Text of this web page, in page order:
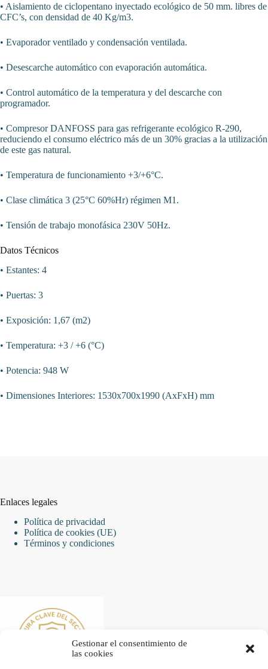
Gestionar el consentimiento de
las cookies
• Aislamiento de ciclopentano inyectado ecológico de 50 mm. libres de
CFC’s, con densidad de 40 Kg/m3.
• Evaporador ventilado y condensación ventilada.
• Desescarche automático con evaporación automática.
• Control automático de la temperatura y del descarche con
programador.
• Compresor DANFOSS para gas refrigerante ecológico R-290,
reduciendo el consumo eléctrico más de un 30% gracias a la utilización
de este gas natural.
• Temperatura de funcionamiento +3/+6°C.
• Clase climática 3 (25°C 60%Hr) régimen M1.
• Tensión de trabajo monofásica 230V 50Hz.
Datos Técnicos
• Estantes: 4
• Puertas: 3
• Exposición: 1,67 (m2)
• Temperatura: +3 / +6 (°C)
• Potencia: 948 W
• Dimensiones Interiores: 1530x700x1990 (AxFxH) mm
Enlaces legales
Política de privacidad
Política de cookies (UE)
Términos y condiciones